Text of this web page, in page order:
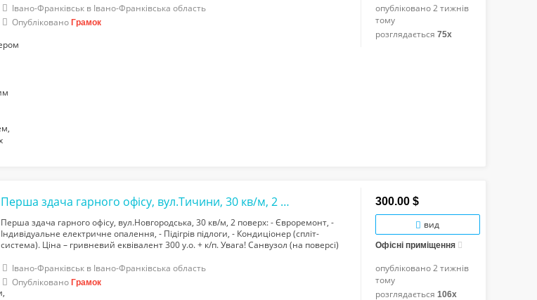
Івано-Франківськ в Івано-Франківська область
ОпублікованоГрамок
опубліковано2 тижнів
тому
розглядається 75x
Перша здача гарного офісу, вул.Тичини, 30 кв/м, 2 поверх
Перша здача гарного офісу, вул.Новгородська, 30 кв/м, 2 поверх: - Євроремонт, -
Індивідуальне електричне опалення, - Підігрів підлоги, - Кондиціонер (спліт-
система). Ціна – гривневий еквівалент 300 у.о. + к/п. Увага! Санвузол (на поверсі)
Івано-Франківськ в Івано-Франківська область
ОпублікованоГрамок
300.00 $
вид
Офісні приміщення
опубліковано2 тижнів
тому
розглядається 106x